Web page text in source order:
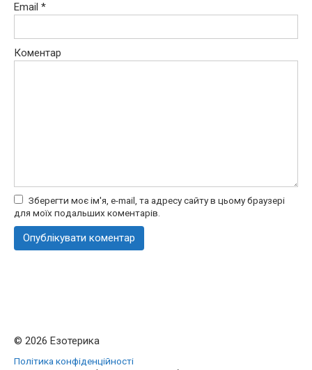
Email *
Коментар
Зберегти моє ім'я, e-mail, та адресу сайту в цьому браузері
для моїх подальших коментарів.
© 2026 Езотерика
Політика конфіденційності